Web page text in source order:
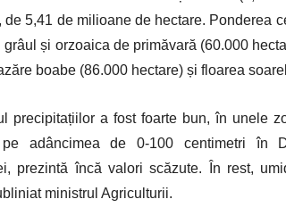
de 5,41 de milioane de hectare. Ponderea
grâul și orzoaica de primăvară (60.000
boabe (86.000 hectare) și floarea
precipitațiilor a fost foarte bun, în unele
pe adâncimea de 0-100 centimetri în
prezintă încă valori scăzute. În rest,
ministrul Agriculturii.